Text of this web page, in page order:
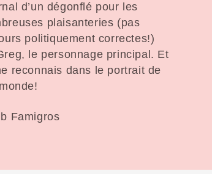
d’un dégonflé pour les
plaisanteries (pas
politiquement correctes!)
le personnage principal. Et
reconnais dans le portrait de
Famigros